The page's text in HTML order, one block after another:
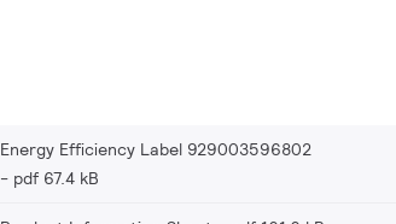
Energy Efficiency Label 929003596802
pdf 67.4 kB